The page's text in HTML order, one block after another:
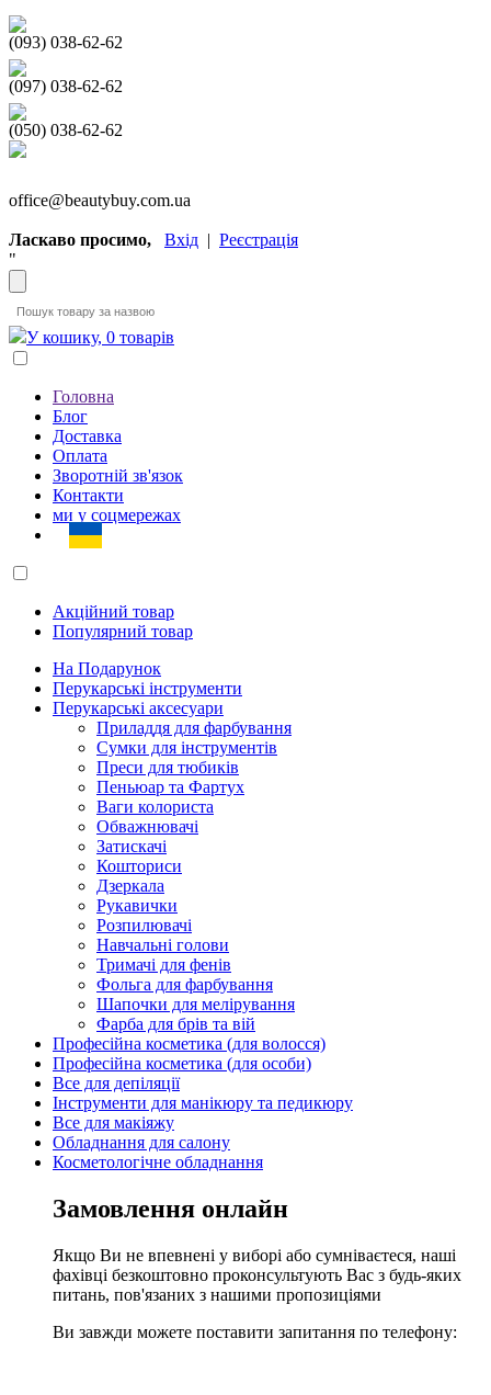
(093) 038-62-62
(097) 038-62-62
(050) 038-62-62
office@beautybuy.com.ua
Ласкаво просимо, Вхід | Реєстрація
"
У кошику, 0 товарів
Головна
Блог
Доставка
Оплата
Зворотній зв'язок
Контакти
ми у соцмережах
Акційний товар
Популярний товар
На Подарунок
Перукарські інструменти
Перукарські аксесуари
Приладдя для фарбування
Сумки для інструментів
Преси для тюбиків
Пеньюар та Фартух
Ваги колориста
Обважнювачі
Затискачі
Кошториси
Дзеркала
Рукавички
Розпилювачі
Навчальні голови
Тримачі для фенів
Фольга для фарбування
Шапочки для мелірування
Фарба для брів та вій
Професійна косметика (для волосся)
Професійна косметика (для особи)
Все для депіляції
Інструменти для манікюру та педикюру
Все для макіяжу
Обладнання для салону
Косметологічне обладнання
Замовлення онлайн
Якщо Ви не впевнені у виборі або сумніваєтеся, наші
фахівці безкоштовно проконсультують Вас з будь-яких
питань, пов'язаних з нашими пропозиціями
Ви завжди можете поставити запитання по телефону: